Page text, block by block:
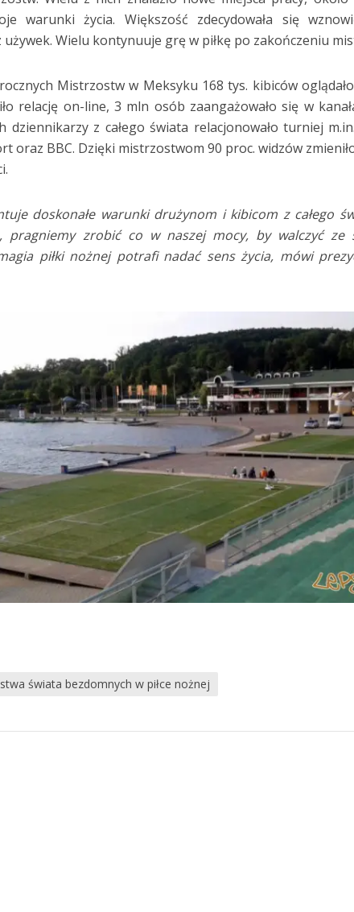
warunki życia. Większość zdecydowała się
używek. Wielu kontynuuje grę w piłkę po zakończeniu
Mistrzostw w Meksyku 168 tys. kibiców
relację on-line, 3 mln osób zaangażowało się w
dziennikarzy z całego świata relacjonowało turniej
oraz BBC. Dzięki mistrzostwom 90 proc. widzów
doskonałe warunki drużynom i kibicom z całego
pragniemy zrobić co w naszej mocy, by walczyć ze
piłki nożnej potrafi nadać sens życia, mówi
świata bezdomnych w piłce nożnej